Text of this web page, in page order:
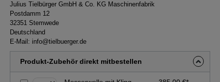
Julius Tielbürger GmbH & Co. KG Maschinenfabrik
Postdamm 12
32351 Stemwede
Deutschland
E-Mail: info@tielbuerger.de
Produkt-Zubehör direkt mitbestellen